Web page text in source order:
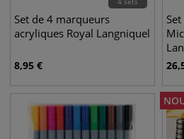
Set de 4 marqueurs
acryliques Royal Langniquel
8,95 €